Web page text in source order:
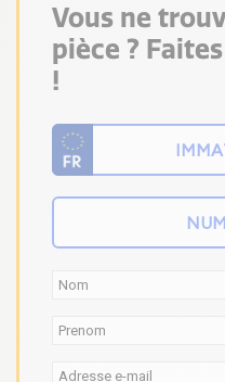
Vous ne
pièce ?
!